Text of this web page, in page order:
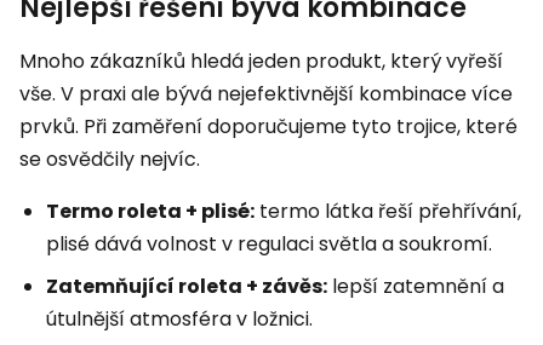
Mnoho zákazníků hledá jeden produkt, který vyřeší
vše. V praxi ale bývá nejefektivnější kombinace více
prvků. Při zaměření doporučujeme tyto trojice, které
se osvědčily nejvíc.
Termo roleta + plisé: termo látka řeší přehřívání,
plisé dává volnost v regulaci světla a soukromí.
Zatemňující roleta + závěs: lepší zatemnění a
útulnější atmosféra v ložnici.